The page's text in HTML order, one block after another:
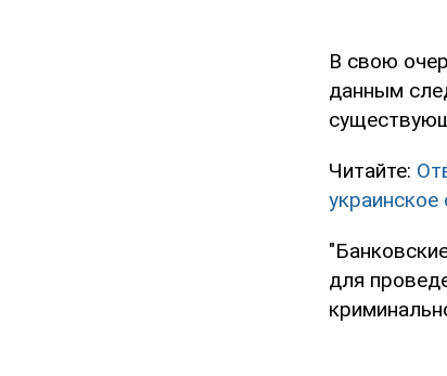
В свою
данным
Читайте:
украинское
для